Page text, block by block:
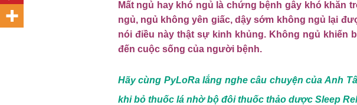
Mất ngủ hay khó ngủ là chứng bệnh gây khó khăn
ngủ, ngủ không yên giấc, dậy sớm không ngủ lại
nói điều này thật sự kinh khủng. Không ngủ khiến
đến cuộc sống của người bệnh.
Hãy cùng PyLoRa lắng nghe câu chuyện của Anh
khi bỏ thuốc lá nhờ bộ đôi thuốc thảo dược Sleep